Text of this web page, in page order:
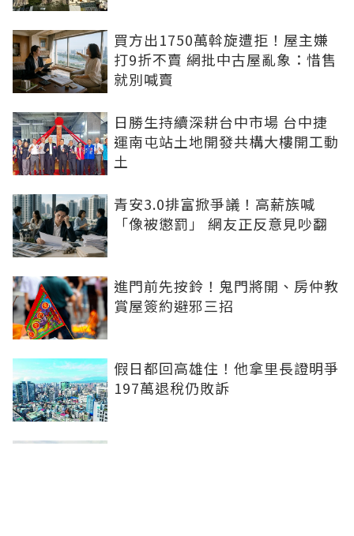
買方出1750萬斡旋遭拒！屋主嫌
打9折不賣 網批中古屋亂象：惜售
就別喊賣
日勝生持續深耕台中市場 台中捷
運南屯站土地開發共構大樓開工動
土
青安3.0排富掀爭議！高薪族喊
「像被懲罰」 網友正反意見吵翻
進門前先按鈴！鬼門將開、房仲教
賞屋簽約避邪三招
假日都回高雄住！他拿里長證明爭
197萬退稅仍敗訴